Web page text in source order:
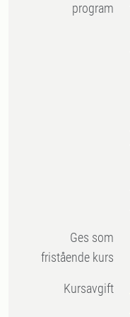
program
Ges som
fristående kurs
Kursavgift